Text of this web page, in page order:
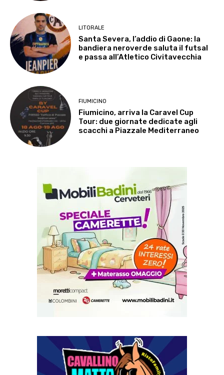
LITORALE
Santa Severa, l’addio di Gaone: la
bandiera neroverde saluta il futsal
e passa all’Atletico Civitavecchia
FIUMICINO
Fiumicino, arriva la Caravel Cup
Tour: due giornate dedicate agli
scacchi a Piazzale Mediterraneo